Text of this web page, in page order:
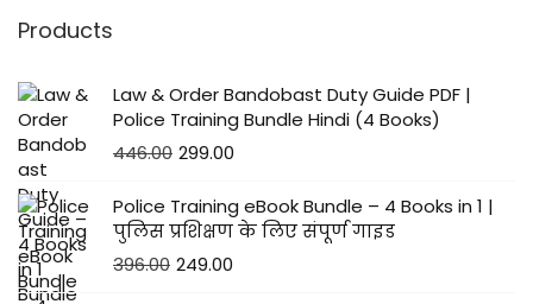
Products
Law & Order Bandobast Duty Guide PDF |
Police Training Bundle Hindi (4 Books)
446.00 299.00
Police Training eBook Bundle – 4 Books in 1 |
पुलिस प्रशिक्षण के लिए संपूर्ण गाइड
396.00 249.00